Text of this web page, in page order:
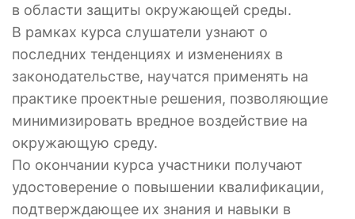
в области защиты окружающей среды.
В рамках курса слушатели узнают о
последних тенденциях и изменениях в
законодательстве, научатся применять на
практике проектные решения, позволяющие
минимизировать вредное воздействие на
окружающую среду.
По окончании курса участники получают
удостоверение о повышении квалификации,
подтверждающее их знания и навыки в